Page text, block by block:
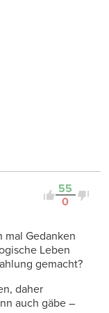
55
0
mal Gedanken
Leben
gemacht?
daher
auch gäbe –